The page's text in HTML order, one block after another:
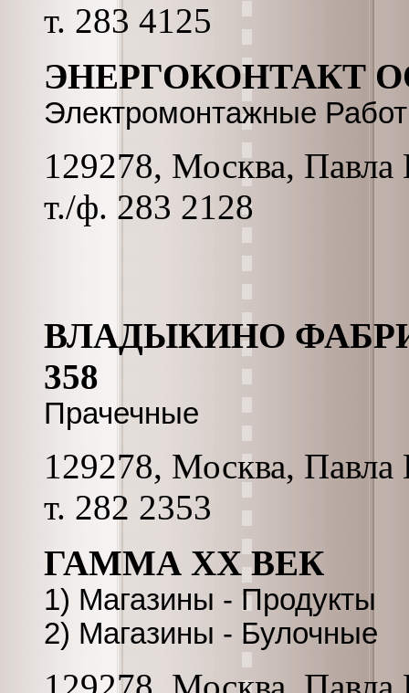
т. 283 4125
ЭНЕРГОКОНТАКТ
Электромонтажные
129278, Москва, Павла
т./ф. 283 2128
ВЛАДЫКИНО
358
Прачечные
129278, Москва, Павла
т. 282 2353
ГАММА XX ВЕК
1) Магазины - Продукты
2) Магазины - Булочные